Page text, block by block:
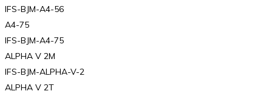
IFS-BJM-A4-56
A4-75
IFS-BJM-A4-75
ALPHA V 2M
IFS-BJM-ALPHA-V-2
ALPHA V 2T